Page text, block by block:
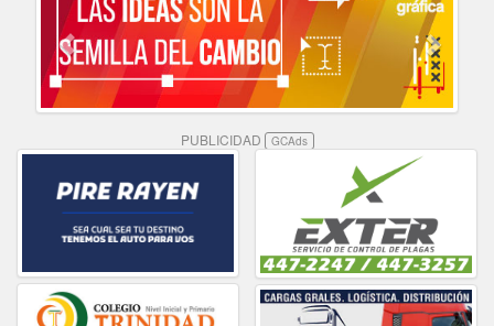
PUBLICIDAD GCAds